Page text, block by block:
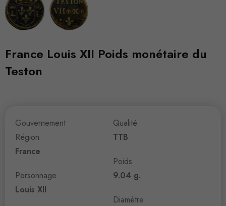
France Louis XII Poids monétaire du
Teston
Gouvernement
Région
France
Personnage
Louis XII
Qualité
TTB
Poids
9.04 g.
Diamètre